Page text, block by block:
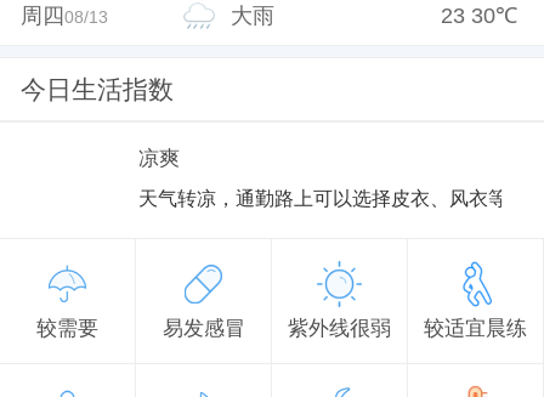
周四08/13 大雨 23 30℃
今日生活指数
凉爽
天气转凉，通勤路上可以选择皮衣、风衣等防
较需要 易发感冒 紫外线很弱 较适宜晨练